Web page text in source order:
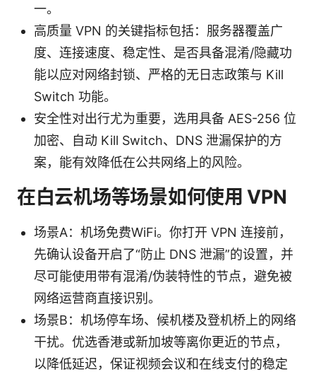
一。
高质量 VPN 的关键指标包括：服务器覆盖广
度、连接速度、稳定性、是否具备混淆/隐藏功
能以应对网络封锁、严格的无日志政策与 Kill
Switch 功能。
安全性对出行尤为重要，选用具备 AES-256 位
加密、自动 Kill Switch、DNS 泄漏保护的方
案，能有效降低在公共网络上的风险。
在白云机场等场景如何使用 VPN
场景A：机场免费WiFi。你打开 VPN 连接前，
先确认设备开启了“防止 DNS 泄漏”的设置，并
尽可能使用带有混淆/伪装特性的节点，避免被
网络运营商直接识别。
场景B：机场停车场、候机楼及登机桥上的网络
干扰。优选香港或新加坡等离你更近的节点，
以降低延迟，保证视频会议和在线支付的稳定